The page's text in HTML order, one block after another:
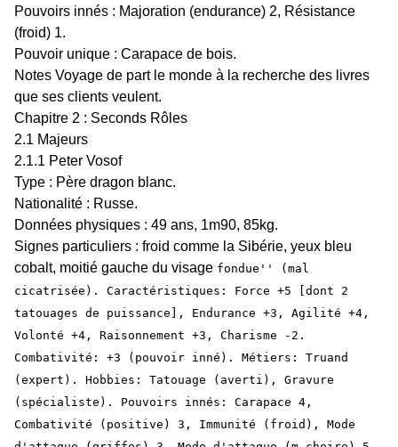
Pouvoirs innés : Majoration (endurance) 2, Résistance
(froid) 1.
Pouvoir unique : Carapace de bois.
Notes Voyage de part le monde à la recherche des livres
que ses clients veulent.
Chapitre 2 : Seconds Rôles
2.1 Majeurs
2.1.1 Peter Vosof
Type : Père dragon blanc.
Nationalité : Russe.
Données physiques : 49 ans, 1m90, 85kg.
Signes particuliers : froid comme la Sibérie, yeux bleu
cobalt, moitié gauche du visage fondue'' (mal
cicatrisée). Caractéristiques: Force +5 [dont 2
tatouages de puissance], Endurance +3, Agilité +4,
Volonté +4, Raisonnement +3, Charisme -2.
Combativité: +3 (pouvoir inné). Métiers: Truand
(expert). Hobbies: Tatouage (averti), Gravure
(spécialiste). Pouvoirs innés: Carapace 4,
Combativité (positive) 3, Immunité (froid), Mode